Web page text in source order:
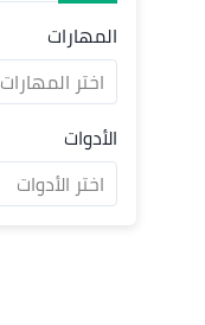
المهارات
اختر المهارات
الأدوات
اختر الأدوات